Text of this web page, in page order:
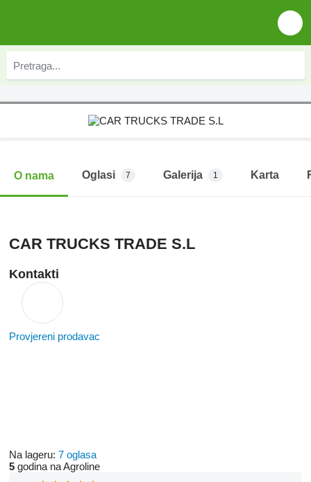
O nama Oglasi 7 Galerija 1 Karta
CAR TRUCKS TRADE S.L
Kontakti
Provjereni prodavac
Na lageru: 7 oglasa
5 godina na Agroline